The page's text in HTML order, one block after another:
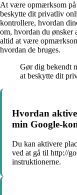
At være opmærksom
beskytte dit privatliv
kontrollere, hvordan
om, hvordan du ønsker
altid at være
hvordan de bruges.
Gør dig bekendt
at beskytte dit
Hvordan
min Google-
Du kan aktivere
ved at gå til http://
instruktionerne.